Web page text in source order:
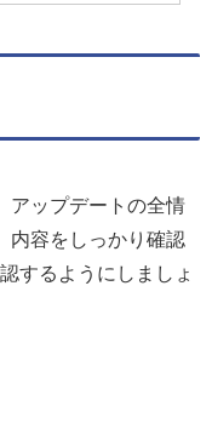
アップデートの全情
内容をしっかり確認
するようにしましょ